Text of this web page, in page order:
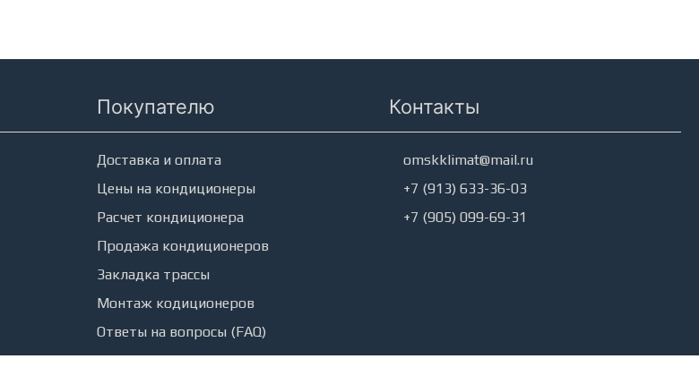
Покупателю
Доставка и оплата
Цены на кондиционеры
Расчет кондиционера
Продажа кондиционеров
Закладка трассы
Монтаж кодиционеров
Ответы на вопросы (FAQ)
Контакты
Контакты
omskklimat@mail.ru
+7 (913) 633-36-03
+7 (905) 099-69-31